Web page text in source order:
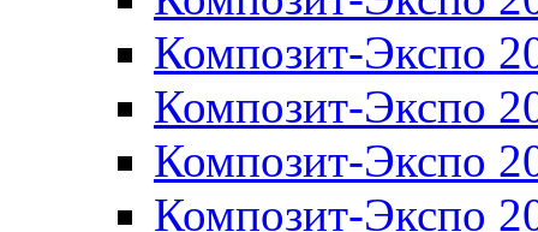
Композит-Экспо
Композит-Экспо
Композит-Экспо
Композит-Экспо